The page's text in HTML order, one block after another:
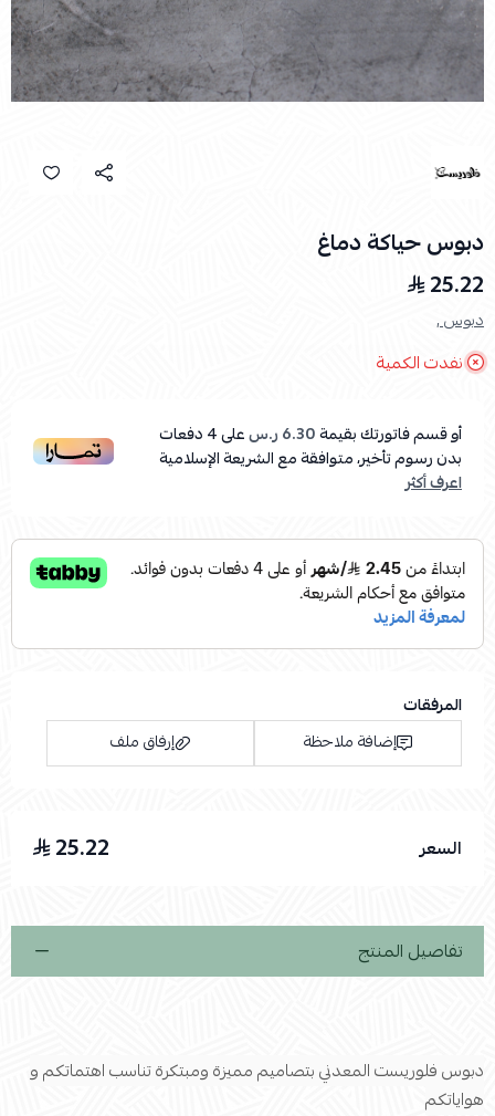
دبوس حياكة دماغ
25.22
دبوس ,
نفدت الكمية
أو قسم فاتورتك بقيمة6.30 ر.س على4دفعات
بدون رسوم تأخير، متوافقة مع الشريعة الإسلامية
اعرف أكثر
المرفقات
إضافة ملاحظة
إرفاق ملف
السعر 25.22
تفاصيل المنتج
دبوس فلوريست المعدني بتصاميم مميزة ومبتكرة تناسب اهتماتكم و
هواياتكم